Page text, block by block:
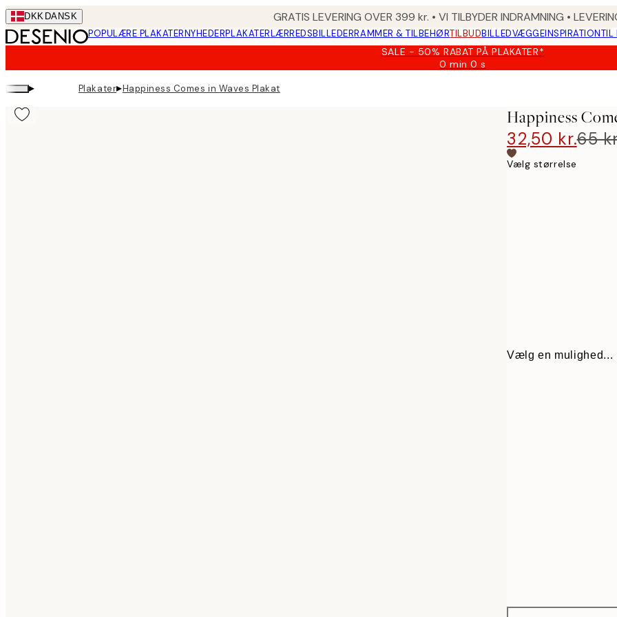
Skip
to
main
DKK DANSK GRATIS LEVERING OVER 399 kr. • VI TILBYDER INDRAMNING •
POPULÆRE PLAKATERNYHEDERPLAKATERLÆRREDSBILLEDERRAMMER & TILBEHØRTILBUDBILLEDVÆGGEINSPIRATIONTIL
SALE - 50% RABAT PÅ PLAKATER*
0 min0 s
Gyldig
▸ Plakater▸Happiness Comes in Waves Plakat
Happiness
32,50 kr.65
Vælg størrelse
Vælg en mulighed...